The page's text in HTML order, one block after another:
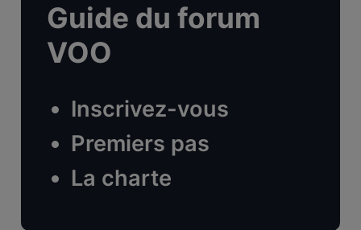
Guide du forum
VOO
Inscrivez-vous
Premiers pas
La charte